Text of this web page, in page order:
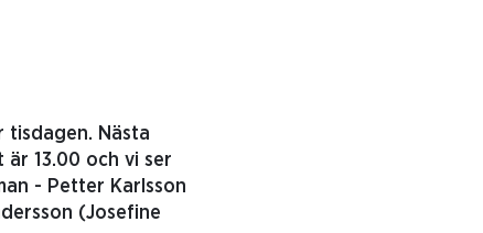
tisdagen. Nästa
13.00 och vi ser
- Petter Karlsson
(Josefine